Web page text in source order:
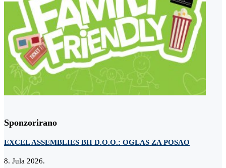
Sponzorirano
EXCEL ASSEMBLIES BH D.O.O.: OGLAS ZA POSAO
8. Jula 2026.